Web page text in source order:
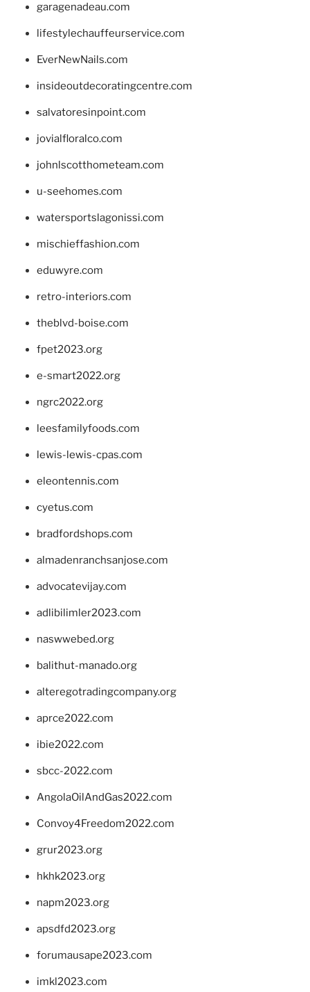
garagenadeau.com
lifestylechauffeurservice.com
EverNewNails.com
insideoutdecoratingcentre.com
salvatoresinpoint.com
jovialfloralco.com
johnlscotthometeam.com
u-seehomes.com
watersportslagonissi.com
mischieffashion.com
eduwyre.com
retro-interiors.com
theblvd-boise.com
fpet2023.org
e-smart2022.org
ngrc2022.org
leesfamilyfoods.com
lewis-lewis-cpas.com
eleontennis.com
cyetus.com
bradfordshops.com
almadenranchsanjose.com
advocatevijay.com
adlibilimler2023.com
naswwebed.org
balithut-manado.org
alteregotradingcompany.org
aprce2022.com
ibie2022.com
sbcc-2022.com
AngolaOilAndGas2022.com
Convoy4Freedom2022.com
grur2023.org
hkhk2023.org
napm2023.org
apsdfd2023.org
forumausape2023.com
imkl2023.com